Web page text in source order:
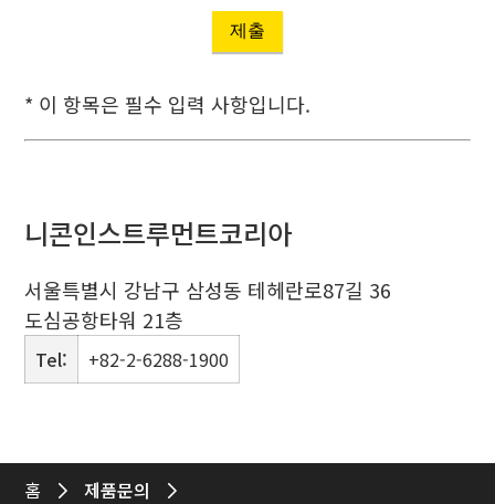
제출
* 이 항목은 필수 입력 사항입니다.
니콘인스트루먼트코리아
서울특별시 강남구 삼성동 테헤란로87길 36
도심공항타워 21층
Tel: +82-2-6288-1900
홈 제품문의